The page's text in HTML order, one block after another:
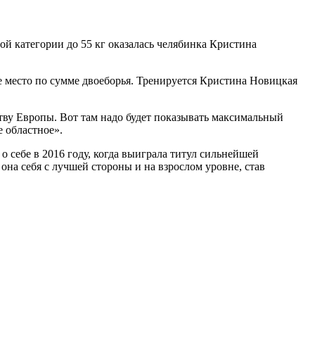
категории до 55 кг оказалась челябинка Кристина
по сумме двоеборья. Тренируется Кристина Новицкая
Европы. Вот там надо будет показывать максимальный
в 2016 году, когда выиграла титул сильнейшей
себя с лучшей стороны и на взрослом уровне, став